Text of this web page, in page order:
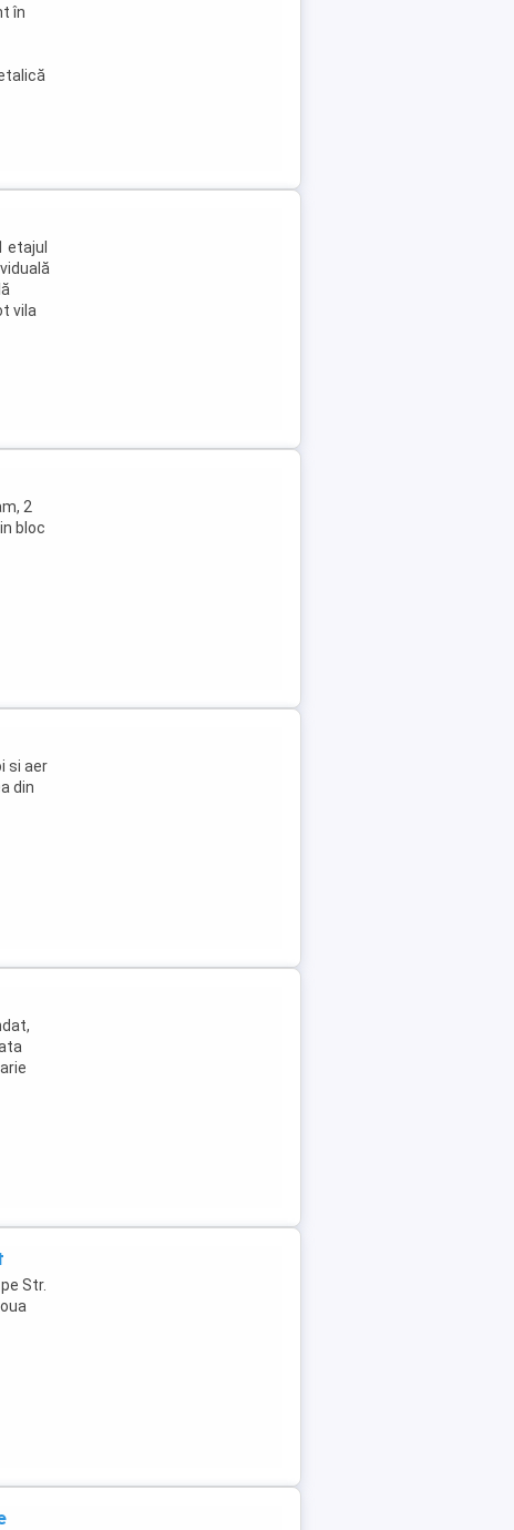
în
etajul
vila
2
bloc
si aer
din
Str.